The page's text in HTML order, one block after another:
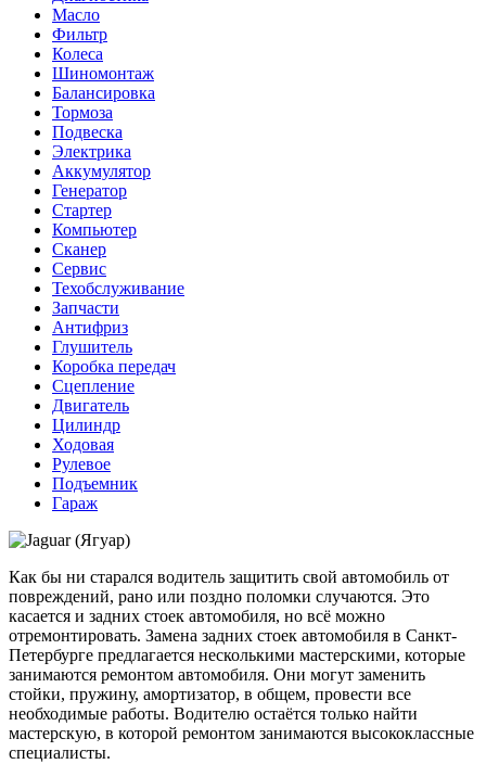
Масло
Фильтр
Колеса
Шиномонтаж
Балансировка
Тормоза
Подвеска
Электрика
Аккумулятор
Генератор
Стартер
Компьютер
Сканер
Сервис
Техобслуживание
Запчасти
Антифриз
Глушитель
Коробка передач
Сцепление
Двигатель
Цилиндр
Ходовая
Рулевое
Подъемник
Гараж
Как бы ни старался водитель защитить свой автомобиль от
повреждений, рано или поздно поломки случаются. Это
касается и задних стоек автомобиля, но всё можно
отремонтировать. Замена задних стоек автомобиля в Санкт-
Петербурге предлагается несколькими мастерскими, которые
занимаются ремонтом автомобиля. Они могут заменить
стойки, пружину, амортизатор, в общем, провести все
необходимые работы. Водителю остаётся только найти
мастерскую, в которой ремонтом занимаются высококлассные
специалисты.